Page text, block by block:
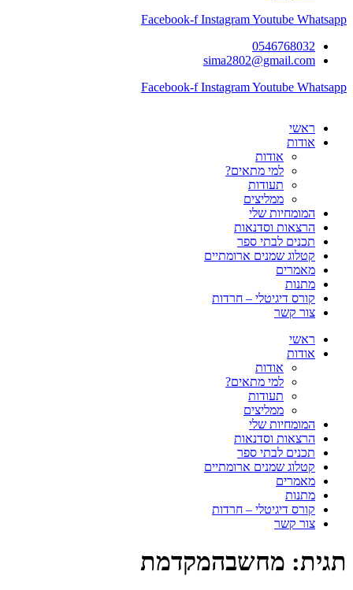
Facebook-f InstagramYoutube Whatsapp
0546768032
sima2802@gmail.com
Facebook-f InstagramYoutube Whatsapp
ראשי
אודות
אודות
למי מתאים?
תעודות
ממליצים
המומחיות שלי
הרצאות וסדנאות
תכנים לבתי ספר
קטלוג שמנים ארומתיים
מאמרים
מתנות
קורס דיגיטלי – חרדות
צור קשר
ראשי
אודות
אודות
למי מתאים?
תעודות
ממליצים
המומחיות שלי
הרצאות וסדנאות
תכנים לבתי ספר
קטלוג שמנים ארומתיים
מאמרים
מתנות
קורס דיגיטלי – חרדות
צור קשר
תגית: מחשבהמקדמת